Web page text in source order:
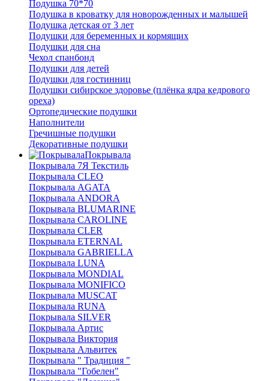
Подушка 70*70
Подушка в кроватку для новорожденных и малышей
Подушка детская от 3 лет
Подушки для беременных и кормящих
Подушки для сна
Чехол спанбонд
Подушки для детей
Подушки для гостинниц
Подушки сибирское здоровье (плёнка ядра кедрового
ореха)
Ортопедические подушки
Наполнители
Гречишные подушки
Декоративные подушки
Покрывала
Покрывала 7Я Текстиль
Покрывала CLEO
Покрывала AGATA
Покрывала ANDORA
Покрывала BLUMARINE
Покрывала CAROLINE
Покрывала CLER
Покрывала ETERNAL
Покрывала GABRIELLA
Покрывала LUNA
Покрывала MONDIAL
Покрывала MONIFICO
Покрывала MUSCAT
Покрывала RUNA
Покрывала SILVER
Покрывала Артис
Покрывала Виктория
Покрывала Альвитек
Покрывала " Традиция "
Покрывала "Гобелен"